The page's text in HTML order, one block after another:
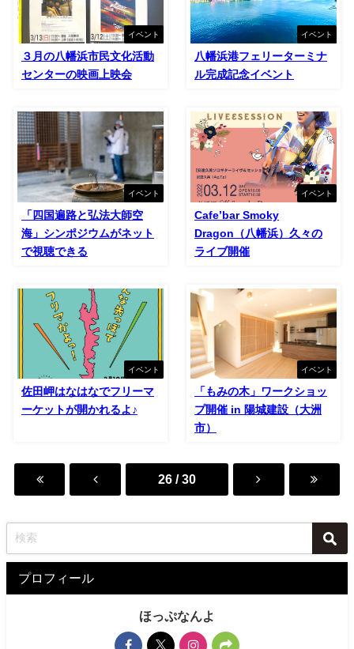
イベント
３月の八幡浜市民文化活動
センターの映画上映会
イベント
八幡浜港フェリーターミナ
ル完成記念イベント
イベント
「四国遍路と弘法大師空
海」シンポジウムがネット
で視聴できる
イベント
Cafe’bar Smoky
Dragon（八幡浜）久々の
ライブ開催
イベント
佐田岬はなはなでフリーマ
ーケットが開かれるよ♪
イベント
「もみの木」ワークショッ
プ開催 in 陽城建設（大洲
市）
26 / 30
プロフィール
ほっぷなんよ